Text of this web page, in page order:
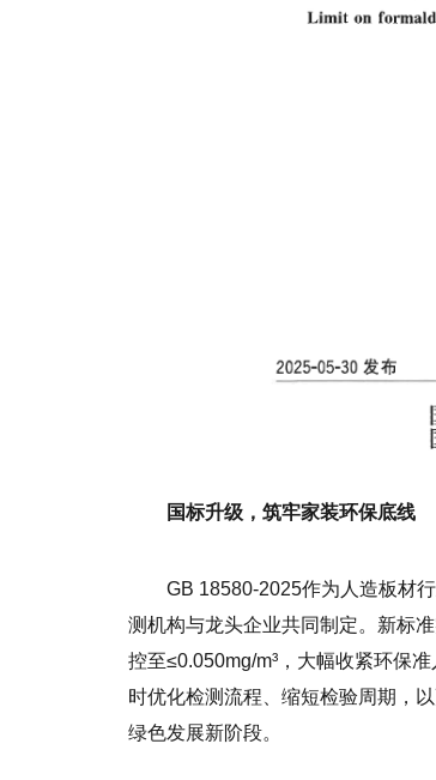
国标升级，筑牢家装环保底线
GB 18580-2025作为人造板材
测机构与龙头企业共同制定。新标
控至≤0.050mg/m³，大幅收紧环保
时优化检测流程、缩短检验周期，
绿色发展新阶段。